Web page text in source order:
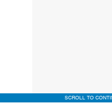
SCROLL TO